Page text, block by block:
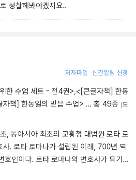
성찰해봐야겠지요..
저자파일 신간알림 신청
한 수업 세트 - 전4권> <[큰글자책] 한동
자책] 한동일의 믿음 수업> … 총 49종 (모
, 동아시아 최초의 교황청 대법원 로타 로
. 로타 로마나가 설립된 이래, 700년 역
인이다. 로타 로마나의 변호사가 되기